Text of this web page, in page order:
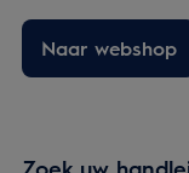
Naar webshop